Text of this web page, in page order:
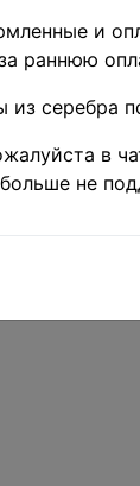
и
раннюю
из серебра
в
не